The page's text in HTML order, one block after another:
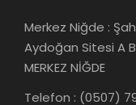
Merkez Niğde :
Aydoğan Sitesi A
MERKEZ NİĞDE
Telefon : (0507)